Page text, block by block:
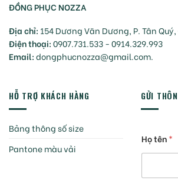
ĐỒNG PHỤC NOZZA
Địa chỉ: 154 Dương Văn Dương, P. Tân Quý,
Điện thoại:0907.731.533 - 0914.329.993
Email:dongphucnozza@gmail.com.
HỖ TRỢ KHÁCH HÀNG
Bảng thông số size
Pantone màu vải
GỬI
Họ tên*